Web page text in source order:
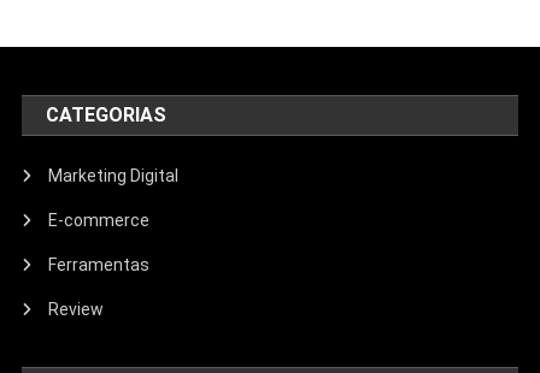
CATEGORIAS
Marketing Digital
E-commerce
Ferramentas
Review